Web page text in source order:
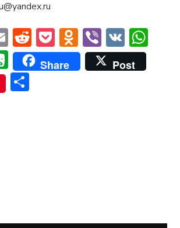
EmailReddit
PocketViber
VK
Evernote
Share
Post